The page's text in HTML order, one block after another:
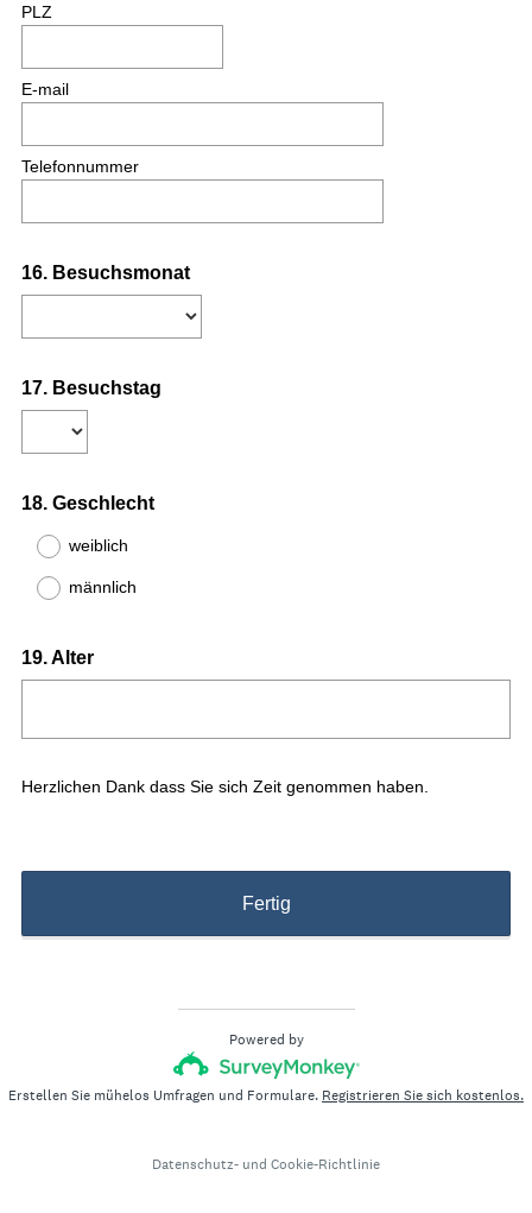
PLZ
E-mail
Telefonnummer
Question
16. Besuchsmonat
Question
17. Besuchstag
Question
Title
18. Geschlecht
weiblich
männlich
Question
19.Alter
Herzlichen Dank dass Sie sich Zeit genommen haben.
Fertig
Powered by
Erstellen Sie mühelos Umfragen und Formulare. Registrieren Sie sich kostenlos.
Datenschutz- und Cookie-Richtlinie